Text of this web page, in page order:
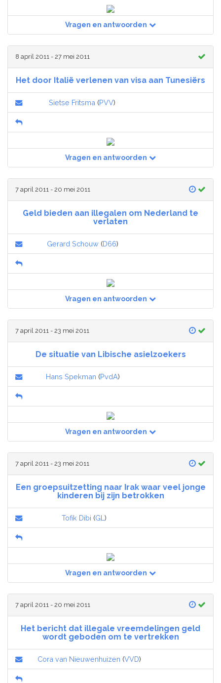
Vragen en antwoorden
8 april 2011 - 27 mei 2011
Het door Italië verlenen van visa aan Tunesiërs
Sietse Fritsma (PVV)
Vragen en antwoorden
7 april 2011 - 20 mei 2011
Geld bieden aan illegalen om Nederland te
verlaten
Gerard Schouw (D66)
Vragen en antwoorden
7 april 2011 - 23 mei 2011
De situatie van Libische asielzoekers
Hans Spekman (PvdA)
Vragen en antwoorden
7 april 2011 - 23 mei 2011
Een groepsuitzetting naar Irak waar veel jonge
kinderen bij zijn betrokken
Tofik Dibi (GL )
Vragen en antwoorden
7 april 2011 - 20 mei 2011
Het bericht dat illegale vreemdelingen geld
wordt geboden om te vertrekken
Cora van Nieuwenhuizen (VVD)